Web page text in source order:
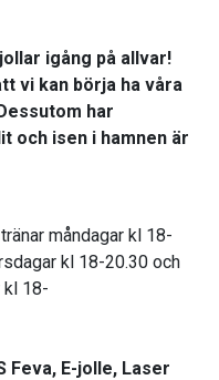
igång på allvar!
vi kan börja ha våra
har
och isen i hamnen är
måndagar kl 18-
kl 18-20.30 och
kl 18-
Feva, E-jolle, Laser